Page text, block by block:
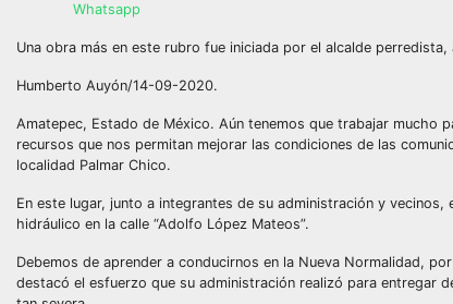
Whatsapp
Una obra más en este rubro fue iniciada por el alcalde
Humberto Auyón/14-09-2020.
Amatepec, Estado de México. Aún tenemos que trabajar mucho
recursos que nos permitan mejorar las condiciones de las
localidad Palmar Chico.
En este lugar, junto a integrantes de su administración y
hidráulico en la calle “Adolfo López Mateos”.
Debemos de aprender a conducirnos en la Nueva Normalidad,
destacó el esfuerzo que su administración realizó para entregar